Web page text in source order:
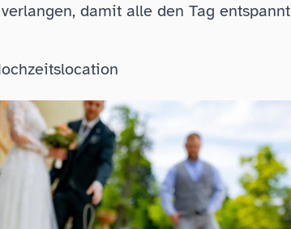
damit alle den Tag entspannt